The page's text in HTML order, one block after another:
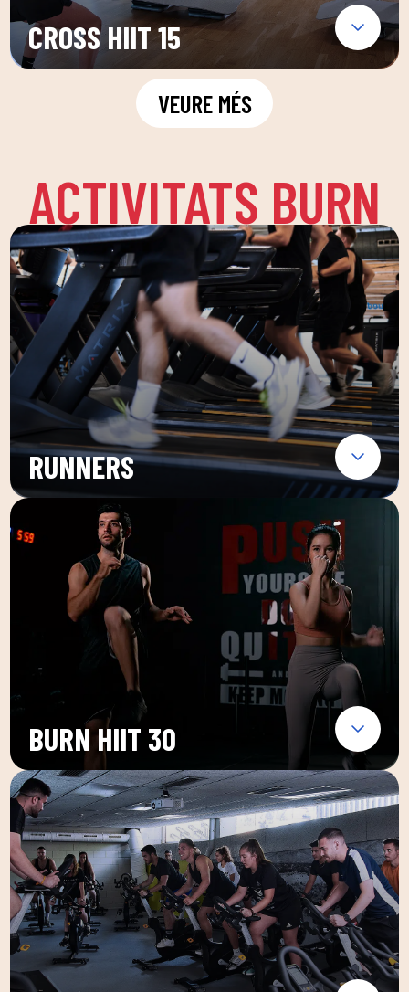
CROSS HIIT 15
VEURE MÉS
ACTIVITATS BURN
RUNNERS
BURN HIIT 30